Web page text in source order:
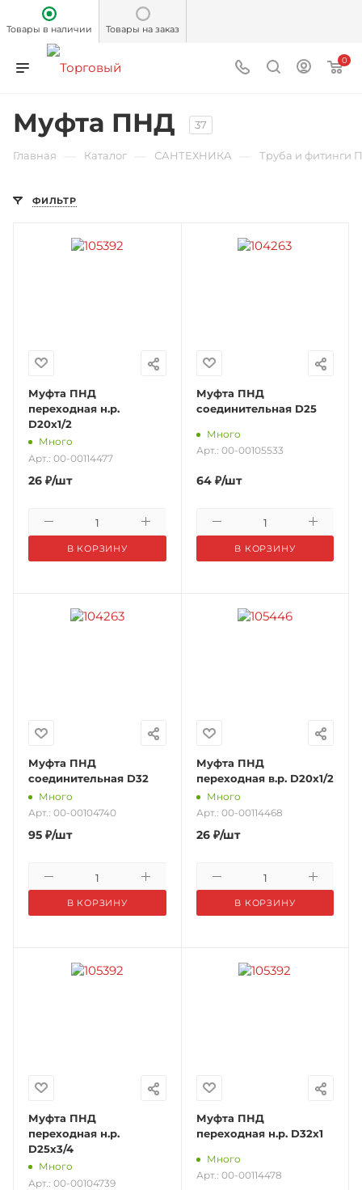
Товары в наличии Товары на заказ
0
Муфта ПНД 37
Главная Каталог САНТЕХНИКА Труба и фитинги
ФИЛЬТР
Муфта ПНД
переходная н.р.
D20х1/2
Много
Арт.: 00-00114477
26 ₽/шт
В КОРЗИНУ
Муфта ПНД
соединительная D25
Много
Арт.: 00-00105533
64₽/шт
В КОРЗИНУ
Муфта ПНД
соединительная D32
Много
Арт.: 00-00104740
95 ₽/шт
В КОРЗИНУ
Муфта ПНД
переходная в.р. D20х1/2
Много
Арт.: 00-00114468
26₽/шт
В КОРЗИНУ
Муфта ПНД
переходная н.р.
D25х3/4
Много
Арт.: 00-00104739
Муфта ПНД
переходная н.р. D32х1
Много
Арт.: 00-00114478